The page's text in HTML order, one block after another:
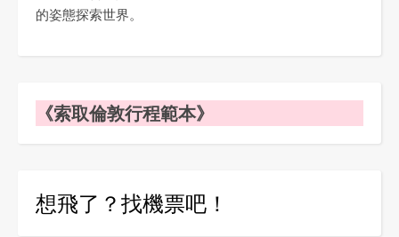
的姿態探索世界。
《索取倫敦行程範本》
想飛了？找機票吧！